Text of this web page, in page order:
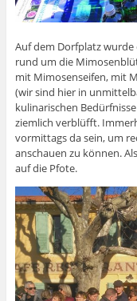
Auf dem Dorfplatz
rund um die
mit Mimosenseifen, mit
(wir sind hier in
kulinarischen
ziemlich verblüfft.
vormittags da sein, um
anschauen zu können.
auf die Pfote.